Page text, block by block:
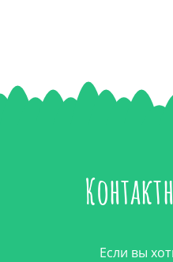
Если вы